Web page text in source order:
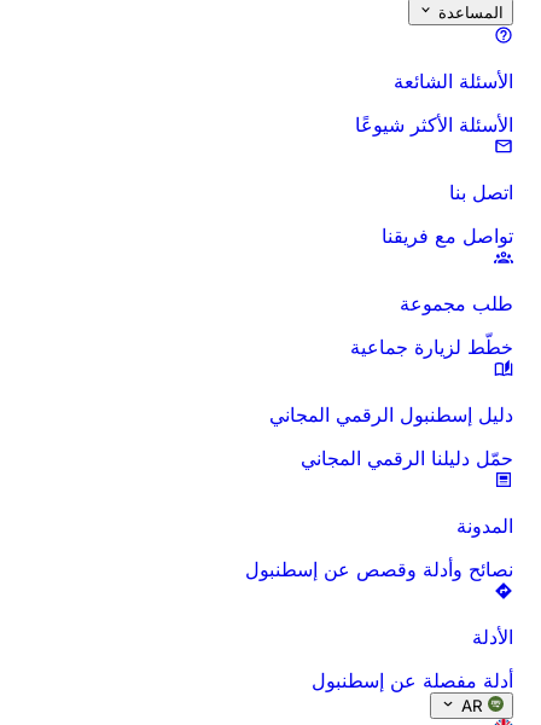
المساعدة
الأسئلة الشائعة
الأسئلة الأكثر شيوعًا
اتصل بنا
تواصل مع فريقنا
طلب مجموعة
خطّط لزيارة جماعية
دليل إسطنبول الرقمي المجاني
حمّل دليلنا الرقمي المجاني
المدونة
نصائح وأدلة وقصص عن إسطنبول
الأدلة
أدلة مفصلة عن إسطنبول
AR